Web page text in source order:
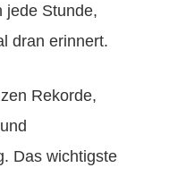
jede Stunde,
dran erinnert.
Rekorde,
Das wichtigste